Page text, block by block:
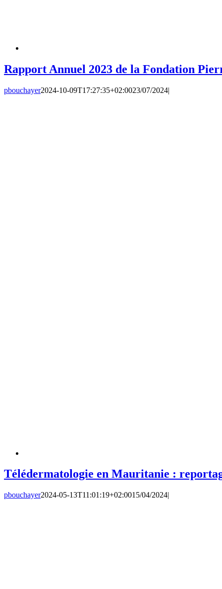
Rapport Annuel 2023 de la Fondation
pbouchayer2024-10-09T17:27:35+02:0023/07/2024|
Télédermatologie en Mauritanie :
pbouchayer2024-05-13T11:01:19+02:0015/04/2024|